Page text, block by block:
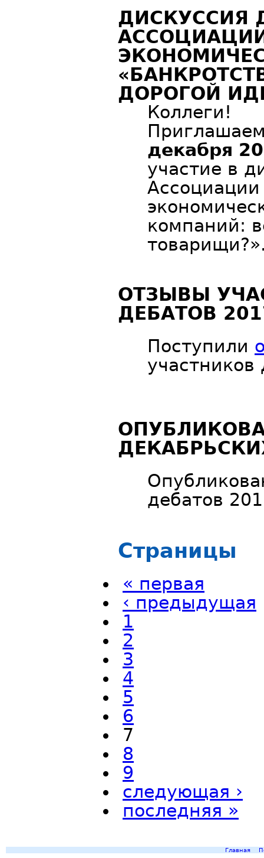
ДИСКУССИЯ
ДОРОГОЙ
Коллеги!
декабря
участие в
компаний:
ОТЗЫВЫ
ДЕБАТОВ
Поступили
участников
дебатов
Страницы
« первая
‹ предыдущая
1
2
3
4
5
6
7
8
9
следующая ›
последняя »
Главная